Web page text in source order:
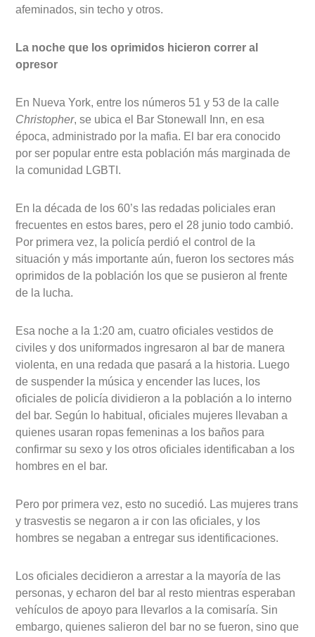
afeminados, sin techo y otros.
La noche que los oprimidos hicieron correr al
opresor
En Nueva York, entre los números 51 y 53 de la calle
Christopher, se ubica el Bar Stonewall Inn, en esa
época, administrado por la mafia. El bar era conocido
por ser popular entre esta población más marginada de
la comunidad LGBTI.
En la década de los 60’s las redadas policiales eran
frecuentes en estos bares, pero el 28 junio todo cambió.
Por primera vez, la policía perdió el control de la
situación y más importante aún, fueron los sectores más
oprimidos de la población los que se pusieron al frente
de la lucha.
Esa noche a la 1:20 am, cuatro oficiales vestidos de
civiles y dos uniformados ingresaron al bar de manera
violenta, en una redada que pasará a la historia. Luego
de suspender la música y encender las luces, los
oficiales de policía dividieron a la población a lo interno
del bar. Según lo habitual, oficiales mujeres llevaban a
quienes usaran ropas femeninas a los baños para
confirmar su sexo y los otros oficiales identificaban a los
hombres en el bar.
Pero por primera vez, esto no sucedió. Las mujeres trans
y trasvestis se negaron a ir con las oficiales, y los
hombres se negaban a entregar sus identificaciones.
Los oficiales decidieron a arrestar a la mayoría de las
personas, y echaron del bar al resto mientras esperaban
vehículos de apoyo para llevarlos a la comisaría. Sin
embargo, quienes salieron del bar no se fueron, sino que